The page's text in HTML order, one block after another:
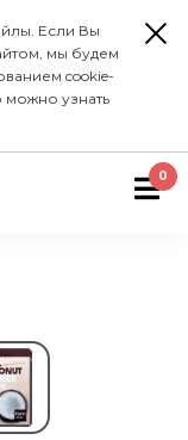
Если Вы
мы будем
cookie-
узнать
0